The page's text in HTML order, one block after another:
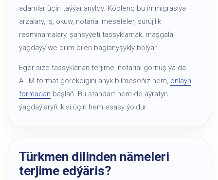
adamlar üçin taýýarlanyldy. Köplenç bu immigrasiýa
arzalary, iş, okuw, notarial meseleler, sürüjilik
resminamalary, şahsyýeti tassyklamak, maşgala
ýagdaýy we bilim bilen baglanyşykly bolýar.
Eger size tassyklanan terjime, notarial görnüş ýa-da
ATIM format gerekdigini anyk bilmeseňiz hem, onlaýn
formadan başlaň. Bu standart hem-de aýratyn
ýagdaýlaryň ikisi üçin hem esasy ýoldur.
Türkmen dilinden nämeleri
terjime edýäris?